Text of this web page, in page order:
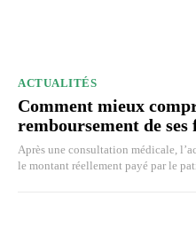
ACTUALITÉS
Comment mieux
remboursement de ses
Après une consultation médicale,
le montant réellement payé par le